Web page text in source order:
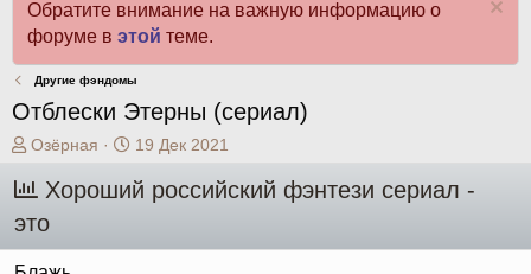
Обратите внимание на важную информацию о
форуме в этой теме.
Другие фэндомы
Отблески Этерны (сериал)
А
р
т
Озёрная
Д
т
а
19 Дек 2021
Хороший российский фэнтези сериал -
это